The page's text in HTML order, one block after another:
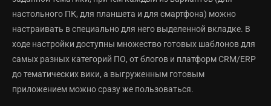
настольного ПК, для планшета и для смартфона) можно
настраивать в специально для него выделенной вкладке. В
ходе настройки доступны множество готовых шаблонов для
самых разных категорий ПО, от блогов и платформ CRM/ERP
до тематических вики, а выгруженным готовым
приложением можно сразу же пользоваться.